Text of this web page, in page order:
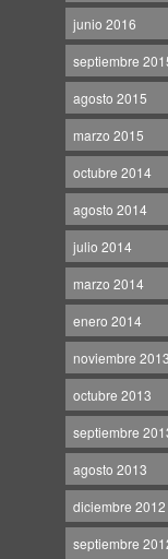
junio 2016
septiembre
agosto 2015
marzo 2015
octubre 2014
agosto 2014
julio 2014
marzo 2014
enero 2014
noviembre 2013
octubre 2013
septiembre
agosto 2013
diciembre 2012
septiembre